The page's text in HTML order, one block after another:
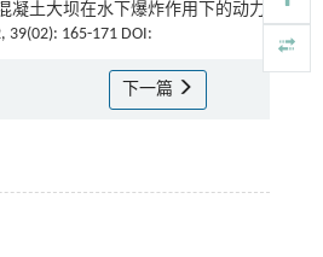
凝土大坝在水下爆炸作用下的动力
39(02): 165-171 DOI:
下一篇